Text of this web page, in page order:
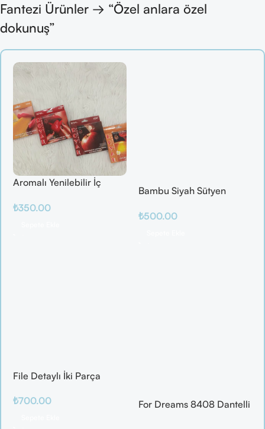
Fantezi Ürünler → “Özel anlara özel
dokunuş”
Aromalı Yenilebilir İç
/ Elma / Portakal
₺350.00
Bambu Siyah Sütyen
₺500.00
File Detaylı İki Parça
₺700.00
For Dreams 8408 Dantelli